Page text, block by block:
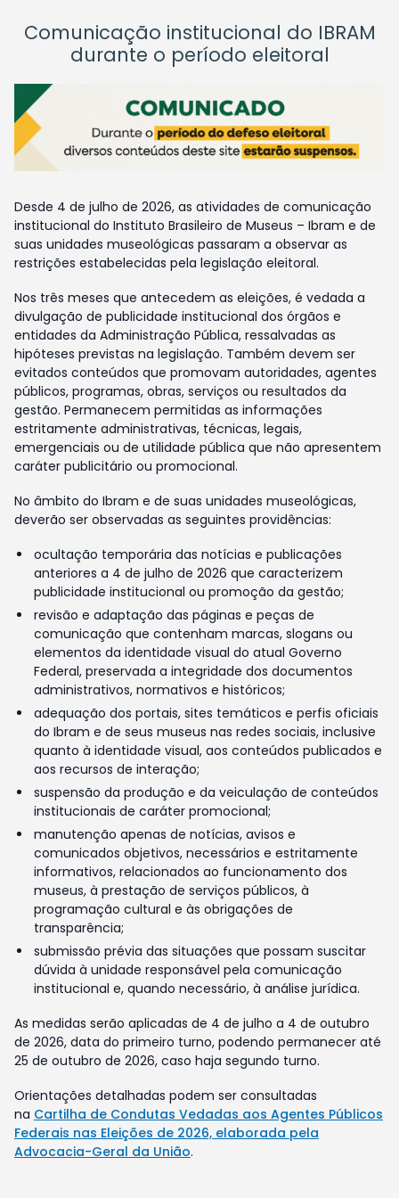
Comunicação institucional do IBRAM
durante o período eleitoral
Desde 4 de julho de 2026, as atividades de comunicação
institucional do Instituto Brasileiro de Museus – Ibram e de
suas unidades museológicas passaram a observar as
restrições estabelecidas pela legislação eleitoral.
Nos três meses que antecedem as eleições, é vedada a
divulgação de publicidade institucional dos órgãos e
entidades da Administração Pública, ressalvadas as
hipóteses previstas na legislação. Também devem ser
evitados conteúdos que promovam autoridades, agentes
públicos, programas, obras, serviços ou resultados da
gestão. Permanecem permitidas as informações
estritamente administrativas, técnicas, legais,
emergenciais ou de utilidade pública que não apresentem
caráter publicitário ou promocional.
No âmbito do Ibram e de suas unidades museológicas,
deverão ser observadas as seguintes providências:
ocultação temporária das notícias e publicações
anteriores a 4 de julho de 2026 que caracterizem
publicidade institucional ou promoção da gestão;
revisão e adaptação das páginas e peças de
comunicação que contenham marcas, slogans ou
elementos da identidade visual do atual Governo
Federal, preservada a integridade dos documentos
administrativos, normativos e históricos;
adequação dos portais, sites temáticos e perfis oficiais
do Ibram e de seus museus nas redes sociais, inclusive
quanto à identidade visual, aos conteúdos publicados e
aos recursos de interação;
suspensão da produção e da veiculação de conteúdos
institucionais de caráter promocional;
manutenção apenas de notícias, avisos e
comunicados objetivos, necessários e estritamente
informativos, relacionados ao funcionamento dos
museus, à prestação de serviços públicos, à
programação cultural e às obrigações de
transparência;
submissão prévia das situações que possam suscitar
dúvida à unidade responsável pela comunicação
institucional e, quando necessário, à análise jurídica.
As medidas serão aplicadas de 4 de julho a 4 de outubro
de 2026, data do primeiro turno, podendo permanecer até
25 de outubro de 2026, caso haja segundo turno.
Orientações detalhadas podem ser consultadas
na Cartilha de Condutas Vedadas aos Agentes Públicos
Federais nas Eleições de 2026, elaborada pela
Advocacia-Geral da União.